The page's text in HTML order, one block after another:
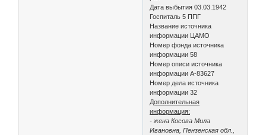
Дата выбытия 03.03.1942
Госпиталь 5 ППГ
Название источника
информации ЦАМО
Номер фонда источника
информации 58
Номер описи источника
информации А-83627
Номер дела источника
информации 32
Дополнительная
информация:
- жена Косова Мила
Ивановна, Пензенская обл.,